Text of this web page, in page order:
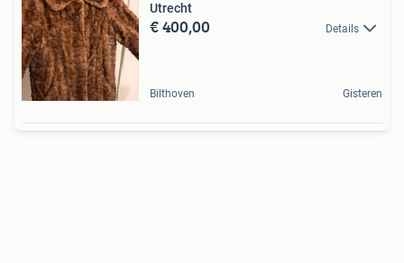
Utrecht
€ 400,00 Details
Bilthoven Gisteren